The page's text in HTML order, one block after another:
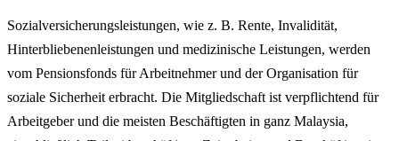
Sozialversicherungsleistungen, wie z. B. Rente, Invalidität,
Hinterbliebenenleistungen und medizinische Leistungen, werden
vom Pensionsfonds für Arbeitnehmer und der Organisation für
soziale Sicherheit erbracht. Die Mitgliedschaft ist verpflichtend für
Arbeitgeber und die meisten Beschäftigten in ganz Malaysia,